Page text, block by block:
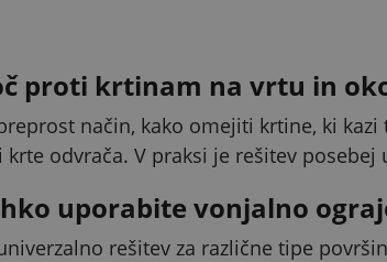
proti krtinam na vrtu in
način, kako omejiti krtine, ki
krte odvrača. V praksi je rešitev
uporabite vonjalno
rešitev za različne tipe